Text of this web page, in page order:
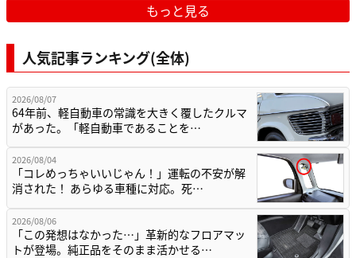
もっと見る
人気記事ランキング(全体)
2026/08/07
64年前、軽自動車の常識を大きく覆したクルマ
があった。「軽自動車であることを…
2026/08/04
「コレめっちゃいいじゃん！」運転の不安が解
消された！ あらゆる車種に対応。死…
2026/08/06
「この発想はなかった…」革新的なフロアマッ
トが登場。純正品をそのまま活かせる…